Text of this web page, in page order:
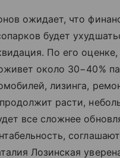
ожидает, что
будет
По его
около 30−40%
лизинга,
расти,
все сложнее
Лозинская